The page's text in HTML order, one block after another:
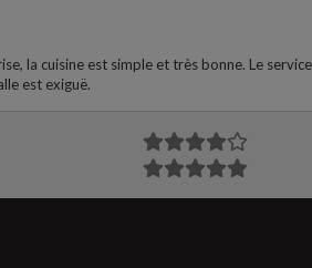
la cuisine est simple et très bonne. Le
est exiguë.